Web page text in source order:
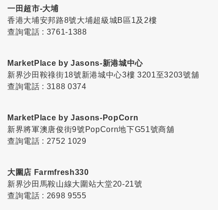
一田超市-大埔
香港大埔安邦路8號大埔超級城B區1及2樓
查詢電話 : 3761-1388
MarketPlace by Jasons-新港城中心
新界沙田鞍祿街18號新港城中心3樓 3201至3203號舖
查詢電話 : 3188 0374
MarketPlace by Jasons-PopCorn
新界將軍澳唐俊街9號PopCorn地下G51號商舖
查詢電話 : 2752 1029
大圍店 Farmfresh330
新界沙田馬鞍山線大圍站大堂20-21號
查詢電話 : 2698 9555